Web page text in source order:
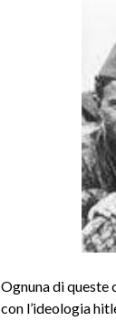
Ognuna di
con l’ideologia